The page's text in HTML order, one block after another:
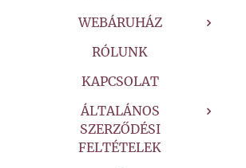
WEBÁRUHÁZ
RÓLUNK
KAPCSOLAT
ÁLTALÁNOS
SZERZŐDÉSI
FELTÉTELEK